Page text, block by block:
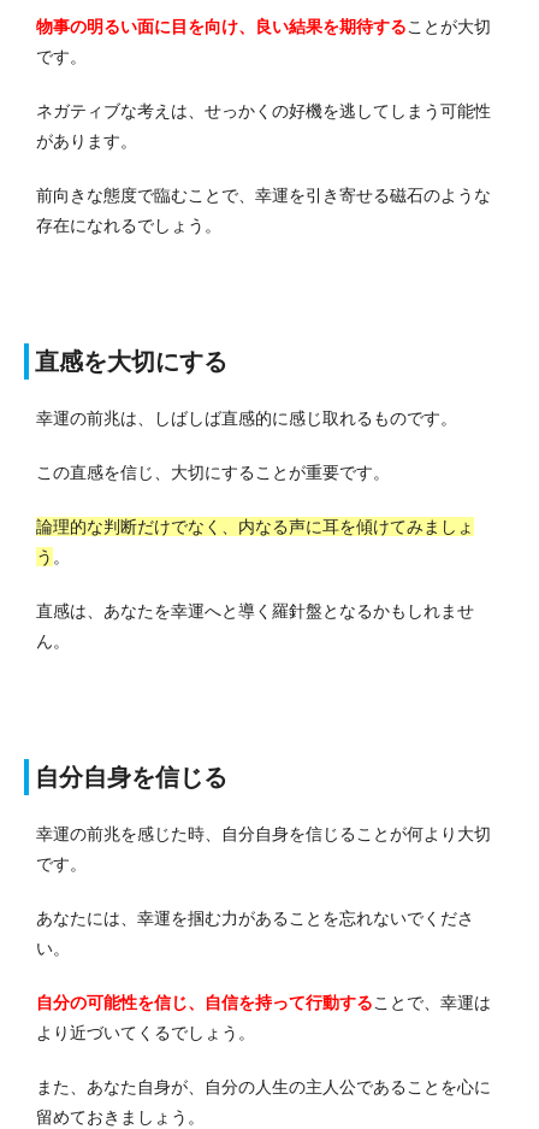
物事の明るい面に目を向け、良い結果を期待することが大切
です。
ネガティブな考えは、せっかくの好機を逃してしまう可能性
があります。
前向きな態度で臨むことで、幸運を引き寄せる磁石のような
存在になれるでしょう。
直感を大切にする
幸運の前兆は、しばしば直感的に感じ取れるものです。
この直感を信じ、大切にすることが重要です。
論理的な判断だけでなく、内なる声に耳を傾けてみましょ
う 。
直感は、あなたを幸運へと導く羅針盤となるかもしれませ
ん。
自分自身を信じる
幸運の前兆を感じた時、自分自身を信じることが何より大切
です。
あなたには、幸運を掴む力があることを忘れないでくださ
い。
自分の可能性を信じ、自信を持って行動することで、幸運は
より近づいてくるでしょう。
また、あなた自身が、自分の人生の主人公であることを心に
留めておきましょう。